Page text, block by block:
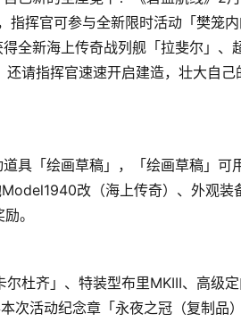
指挥官可参与全新限时活动「樊笼
全新海上传奇战列舰「拉斐尔」、
还请指挥官速速开启建造，壮大自己
具「绘画草稿」，「绘画草稿」可
改（海上传奇）、外观装
。
杜齐」、特装型布里MKIII、高级
次活动纪念章「永夜之冠（复制品